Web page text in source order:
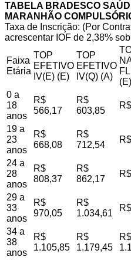
TABELA BRADESCO
MARANHÃO
Taxa de Inscrição: (Por
acrescentar IOF de 2,38%
Faixa
Etária
TOP
EFETIVO
IV(E) (E)
TOP
EFETIVO
IV(Q) (A)
(E)
0 a
18
anos
R$
566,17
R$
603,85
19 a
23
anos
R$
668,08
R$
712,54
24 a
28
anos
R$
808,37
R$
862,17
29 a
33
anos
R$
970,05
R$
1.034,61
34 a
38
anos
R$
1.105,85
R$
1.179,45
R$